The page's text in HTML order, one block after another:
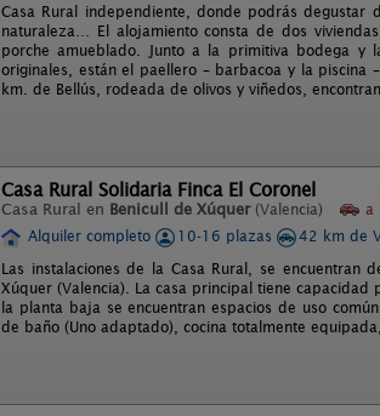
Casa Rural independiente, donde podrás degustar
naturaleza… El alojamiento consta de dos
porche amueblado. Junto a la primitiva bodega
originales, están el paellero – barbacoa y la piscina
km. de Bellús, rodeada de olivos y viñedos,
Casa Rural Solidaria Finca El Coronel
Casa Rural en Benicull de Xúquer (Valencia) a
Alquiler completo
10-16 plazas
42 km de
Las instalaciones de la Casa Rural, se encuentran
Xúquer (Valencia). La casa principal tiene
la planta baja se encuentran espacios de uso
de baño (Uno adaptado), cocina totalmente